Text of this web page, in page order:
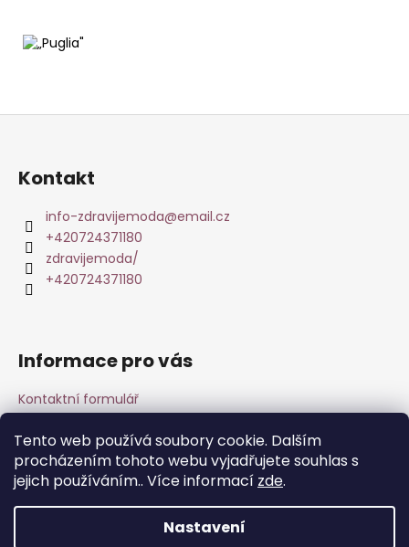
Tento web používá soubory cookie. Dalším
procházením tohoto webu vyjadřujete souhlas s
jejich používáním.. Více informací zde.
Nastavení
Z
Kontakt
info-zdravijemoda@email.cz
+420724371180
zdravijemoda/
+420724371180
Informace pro vás
Kontaktní formulář
Podmínky ochrany osobních údajů
O nás
DuoLife Club - plný výhod